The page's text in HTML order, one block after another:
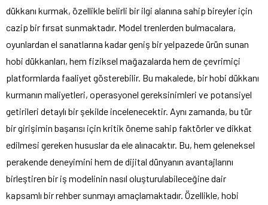
dükkanı kurmak, özellikle belirli bir ilgi alanına sahip bireyler için
cazip bir fırsat sunmaktadır. Model trenlerden bulmacalara,
oyunlardan el sanatlarına kadar geniş bir yelpazede ürün sunan
hobi dükkanları, hem fiziksel mağazalarda hem de çevrimiçi
platformlarda faaliyet gösterebilir. Bu makalede, bir hobi dükkanı
kurmanın maliyetleri, operasyonel gereksinimleri ve potansiyel
getirileri detaylı bir şekilde incelenecektir. Aynı zamanda, bu tür
bir girişimin başarısı için kritik öneme sahip faktörler ve dikkat
edilmesi gereken hususlar da ele alınacaktır. Bu, hem geleneksel
perakende deneyimini hem de dijital dünyanın avantajlarını
birleştiren bir iş modelinin nasıl oluşturulabileceğine dair
kapsamlı bir rehber sunmayı amaçlamaktadır. Özellikle, hobi